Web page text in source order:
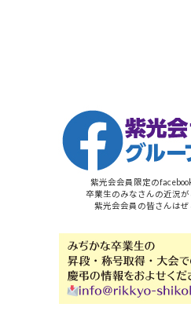
紫光会会員限定の
卒業生のみなさんの近況が
紫光会会員の皆さんはぜ